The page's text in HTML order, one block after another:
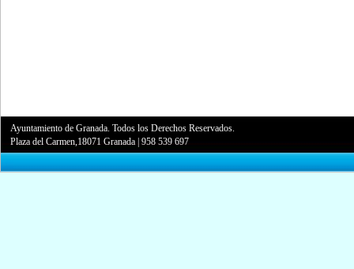
Ayuntamiento de Granada. Todos los Derechos Reservados.
Plaza del Carmen,18071 Granada |958 539 697